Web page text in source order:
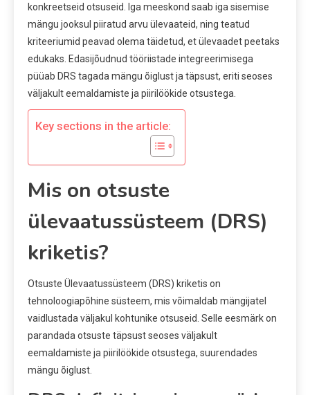
konkreetseid otsuseid. Iga meeskond saab iga sisemise
mängu jooksul piiratud arvu ülevaateid, ning teatud
kriteeriumid peavad olema täidetud, et ülevaadet peetaks
edukaks. Edasijõudnud tööriistade integreerimisega
püüab DRS tagada mängu õiglust ja täpsust, eriti seoses
väljakult eemaldamiste ja piirilöökide otsustega.
Key sections in the article:
Mis on otsuste
ülevaatussüsteem (DRS)
kriketis?
Otsuste Ülevaatussüsteem (DRS) kriketis on
tehnoloogiapõhine süsteem, mis võimaldab mängijatel
vaidlustada väljakul kohtunike otsuseid. Selle eesmärk on
parandada otsuste täpsust seoses väljakult
eemaldamiste ja piirilöökide otsustega, suurendades
mängu õiglust.